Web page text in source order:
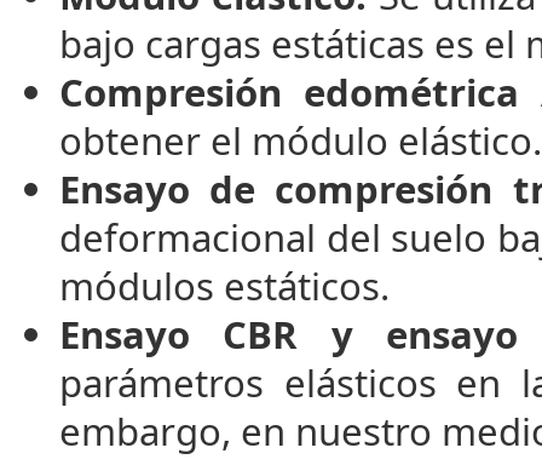
bajo cargas estáticas es el
Compresión edométrica
obtener el módulo elástico.
Ensayo de compresión
deformacional del suelo
módulos estáticos.
Ensayo CBR y
parámetros elásticos en
embargo, en nuestro